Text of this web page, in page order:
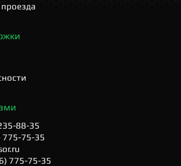
88-35
775-75-35
775-75-35